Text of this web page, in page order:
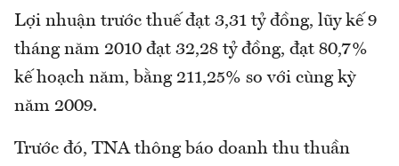
Lợi nhuận trước thuế đạt 3,31 tỷ đồng, lũy kế 9
tháng năm 2010 đạt 32,28 tỷ đồng, đạt 80,7%
kế hoạch năm, bằng 211,25% so với cùng kỳ
năm 2009.
Trước đó, TNA thông báo doanh thu thuần